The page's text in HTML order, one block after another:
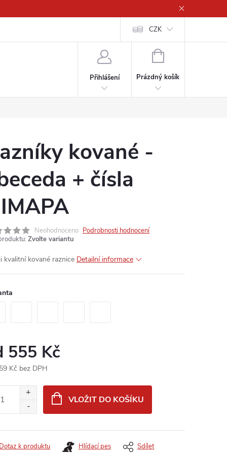
CZK
Přihlášení
NÁKUPNÍ
Prázdný košík
kované -
+ čísla
Neohodnoceno Podrobnosti hodnocení
Zvolte variantu
kvalitní kované raznice Detailní informace
555 Kč
Kč bez DPH
VLOŽIT DO KOŠÍKU
Dotaz k produktu Hlídací pes Sdílet